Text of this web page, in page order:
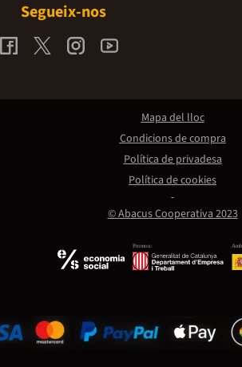
Segueix-nos
Promou:
© Abacus Cooperativa 2023
Mapa del lloc
Condicions de compra
Política de privadesa
Política de cookies